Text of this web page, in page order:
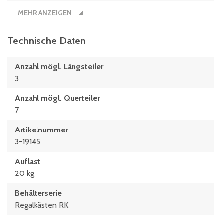
MEHR ANZEIGEN
Technische Daten
Anzahl mögl. Längsteiler
3
Anzahl mögl. Querteiler
7
Artikelnummer
3-19145
Auflast
20 kg
Behälterserie
Regalkästen RK